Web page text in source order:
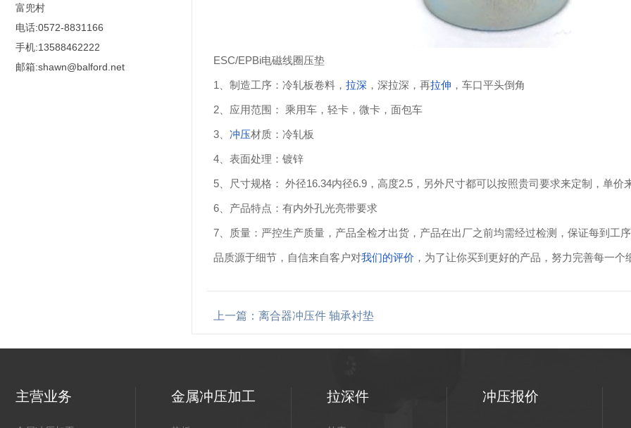
富兜村
电话:0572-8831166
手机:13588462222
邮箱:shawn@balford.net
ESC/EPBi电磁线圈压垫
1、制造工序：冷轧板卷料， 拉深 ，深拉深，再拉伸 ，车口平头倒角
2、应用范围： 乘用车，轻卡，微卡，面包车
3、 冲压材质：冷轧板
4、表面处理：镀锌
5、尺寸规格： 外径16.34内径6.9，高度2.5，另外尺寸都可以按照贵司要求来定制，单价
6、产品特点：有内外孔光亮带要求
7、质量：严控生产质量，产品全检才出货，产品在出厂之前均需经过检测，保证每到工
品质源于细节，自信来自客户对我们的评价 ，为了让你买到更好的产品，努力完善每一
上一篇：离合器冲压件 轴承衬垫
主营业务 金属冲压加工 拉深件 冲压报价